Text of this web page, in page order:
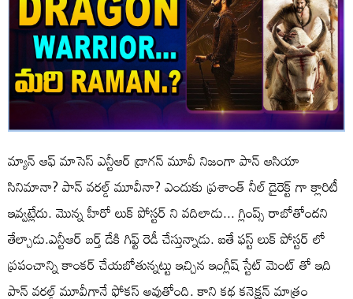
మ్యాన్ ఆఫ్ మాసెస్ ఎన్టీఆర్ డ్రాగన్ మూవీ నిజంగా పాన్ ఆసియా
సినిమానా? పాన్ వరల్డ్ మూవీనా? ఎందుకు ప్రశాంత్ నీల్ డైరెక్ట్ గా క్లారిటీ
ఇవ్వట్లేదు. మొన్న హీరో లుక్ పోస్టర్ ని వదిలాడు... గ్లింప్స్ రాబోతోందని
తేల్చాడు.ఎన్టీఆర్ బర్త్ డేకి గిఫ్ట్ రెడీ చేస్తున్నాడు. ఐతే ఫస్ట్ లుక్ పోస్టర్ లో
ప్రపంచాన్ని కాంకర్ చేయబోతున్నట్టు ఇచ్చిన ఇంగ్లీష్ స్టేట్ మెంట్ తో ఇది
పాన్ వరల్డ్ మూవీగానే ఫోకస్ అవుతోంది. కాని కథ కనెక్షన్ మాత్రం